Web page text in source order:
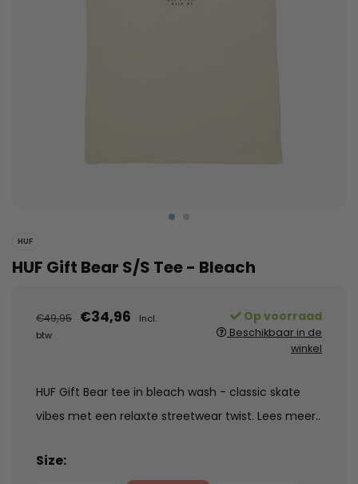
HUF
HUF Gift Bear S/S Tee - Bleach
€49,95 €34,96
Incl.
btw
Op voorraad
Beschikbaar in de
winkel
HUF Gift Bear tee in bleach wash - classic skate
vibes met een relaxte streetwear twist. Lees meer..
Size: